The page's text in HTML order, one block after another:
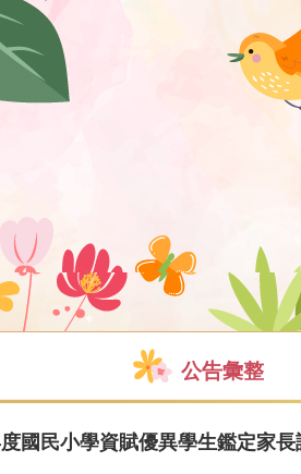
公告彙整
國民小學資賦優異學生鑑定家長